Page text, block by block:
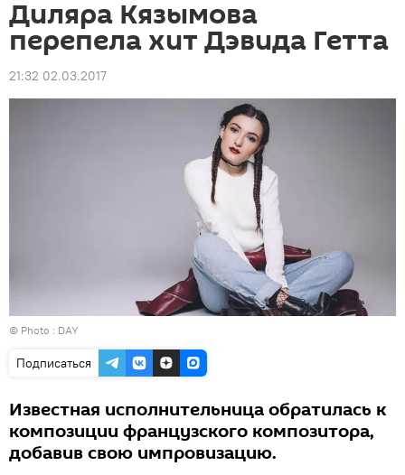
Диляра Кязымова
перепела хит Дэвида Гетта
21:32 02.03.2017
© Photo : DAY
Подписаться
Известная исполнительница обратилась к
композиции французского композитора,
добавив свою импровизацию.